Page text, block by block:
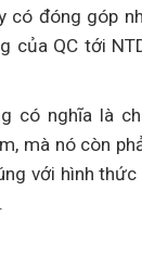
có đóng góp
của QC tới
có nghĩa là
mà nó còn
với hình